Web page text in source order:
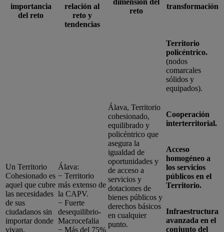
importancia
del reto
relación al
reto y
tendencias
reto
transformación
Un Territorio
Cohesionado es
aquel que cubre
las necesidades
de sus
ciudadanos sin
importar donde
vivan.
Álava:
− Territorio
más extenso de
la CAPV.
− Fuerte
desequilibrio-
Macrocefalia
− Más del 75%
Álava, Territorio
cohesionado,
equilibrado y
policéntrico que
asegura la
igualdad de
oportunidades y
de acceso a
servicios y
dotaciones de
bienes públicos y
derechos básicos
en cualquier
punto.
Territorio
policéntrico.
(nodos
comarcales
sólidos y
equipados).
Cooperación
interterritorial.
Acceso
homogéneo a
los servicios
públicos en el
Territorio.
Infraestructura
avanzada en el
conjunto del